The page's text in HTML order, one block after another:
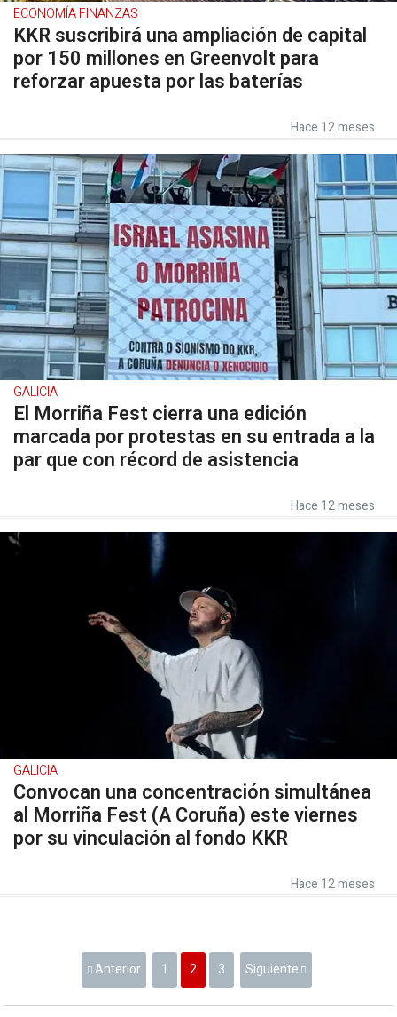
ECONOMÍA FINANZAS
KKR suscribirá una ampliación de capital
por 150 millones en Greenvolt para
reforzar apuesta por las baterías
Hace 12 meses
GALICIA
El Morriña Fest cierra una edición
marcada por protestas en su entrada a la
par que con récord de asistencia
Hace 12 meses
GALICIA
Convocan una concentración simultánea
al Morriña Fest (A Coruña) este viernes
por su vinculación al fondo KKR
Hace 12 meses
Anterior 1 2 3 Siguiente